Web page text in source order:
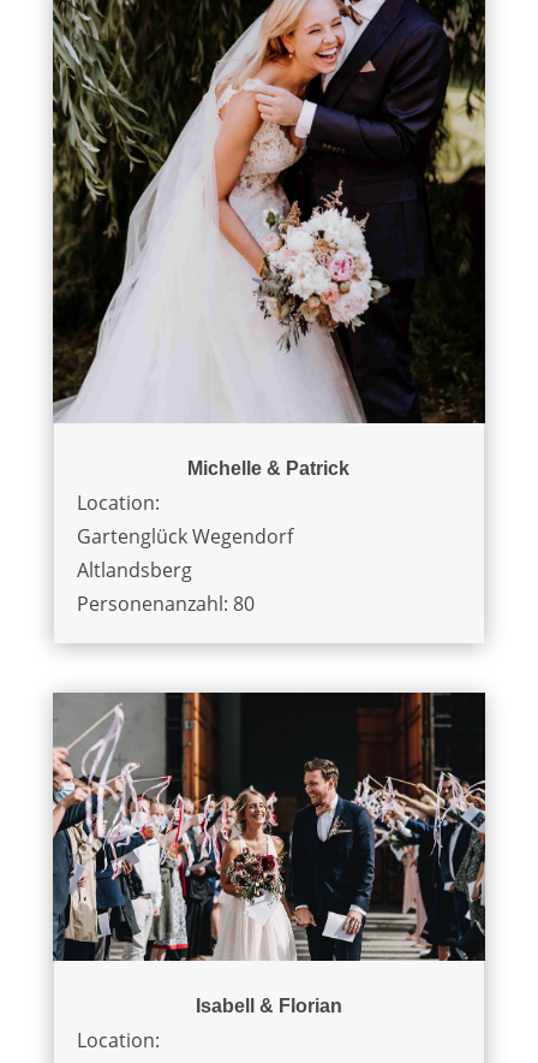
Michelle & Patrick
Location:
Gartenglück Wegendorf
Altlandsberg
Personenanzahl: 80
Isabell & Florian
Location: